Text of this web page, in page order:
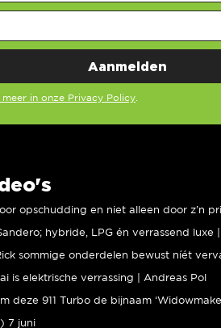
meer in onze Privacy Policy
is elektrische verrassing | Andreas Pol
7 juni